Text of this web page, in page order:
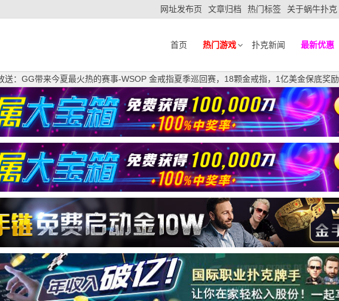
网址发布页 文章归档 热门标签 关于蜗牛扑克
首页 热门游戏 扑克新闻 最新优惠
送：GG带来今夏最火热的赛事-WSOP 金戒指夏季巡回赛，18颗金戒指，1亿美金保底奖励